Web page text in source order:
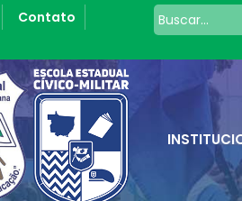
Contato